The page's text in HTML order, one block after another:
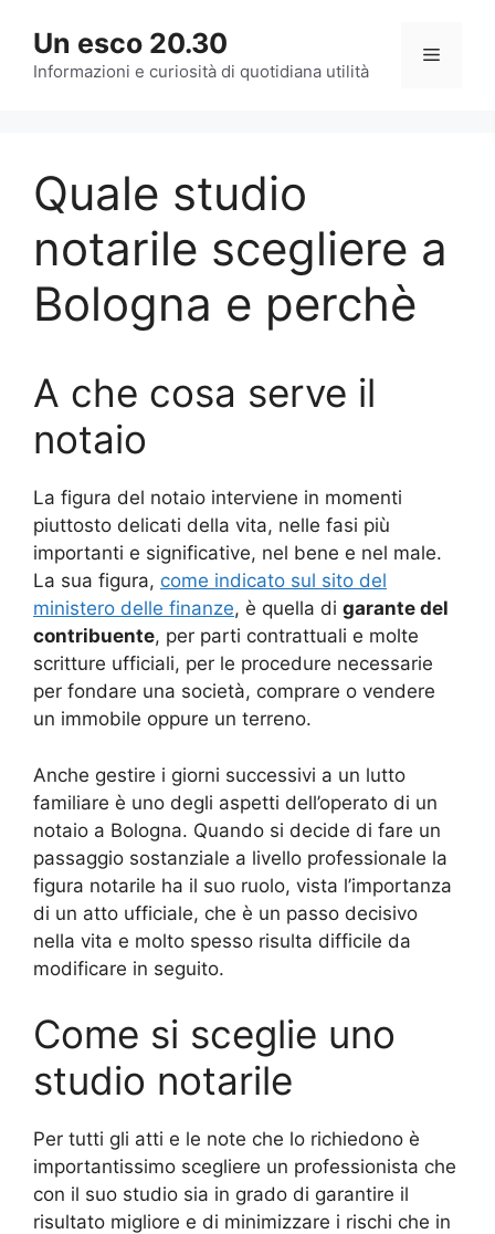
contenuto
Un esco 20.30
Informazioni e curiosità di quotidiana utilità
Menu
Quale studio
notarile scegliere a
Bologna e perchè
A che cosa serve il
notaio
La figura del notaio interviene in momenti
piuttosto delicati della vita, nelle fasi più
importanti e significative, nel bene e nel male.
La sua figura, come indicato sul sito del
ministero delle finanze, è quella di garante del
contribuente, per parti contrattuali e molte
scritture ufficiali, per le procedure necessarie
per fondare una società, comprare o vendere
un immobile oppure un terreno.
Anche gestire i giorni successivi a un lutto
familiare è uno degli aspetti dell’operato di un
notaio a Bologna. Quando si decide di fare un
passaggio sostanziale a livello professionale la
figura notarile ha il suo ruolo, vista l’importanza
di un atto ufficiale, che è un passo decisivo
nella vita e molto spesso risulta difficile da
modificare in seguito.
Come si sceglie uno
studio notarile
Per tutti gli atti e le note che lo richiedono è
importantissimo scegliere un professionista che
con il suo studio sia in grado di garantire il
risultato migliore e di minimizzare i rischi che in